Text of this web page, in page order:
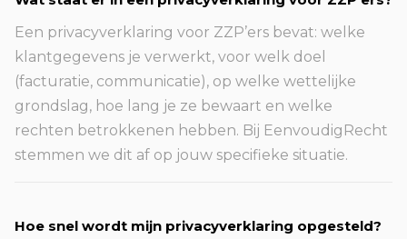
Een privacyverklaring voor ZZP’ers bevat: welke
klantgegevens je verwerkt, voor welk doel
(facturatie, communicatie), op welke wettelijke
grondslag, hoe lang je ze bewaart en welke
rechten betrokkenen hebben. Bij EenvoudigRecht
stemmen we dit af op jouw specifieke situatie.
Hoe snel wordt mijn privacyverklaring opgesteld?